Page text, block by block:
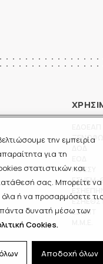
την εμπειρία
για τη
στατιστικών και
σας. Μπορείτε να
ή να προσαρμόσετε τις
δυνατή μέσω των
Cookies.
Αποδοχή όλων
ΠΟΕΣΥ
ΕΣΗΕΜ-Θ
ΕΣΠΗΤ